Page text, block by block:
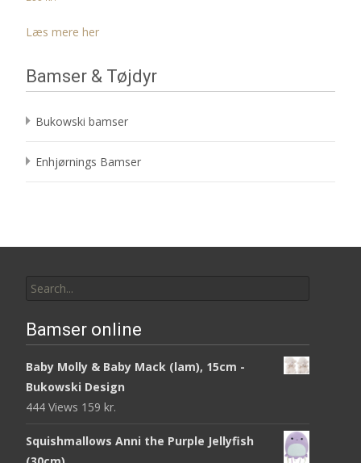
Læs mere her
Bamser & Tøjdyr
Bukowski bamser
Enhjørnings Bamser
for:
Bamser online
Baby Molly & Baby Mack (lam), 15cm -
Bukowski Design
444 Views 159 kr.
Squishmallows Anni the Purple Jellyfish